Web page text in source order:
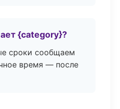
{category}?
сроки сообщаем
время — после